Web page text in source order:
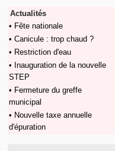
Actualités
• Fête nationale
• Canicule : trop chaud ?
• Restriction d'eau
• Inauguration de la nouvelle
STEP
• Fermeture du greffe
municipal
• Nouvelle taxe annuelle
d'épuration